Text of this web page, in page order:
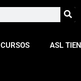
CURSOS ASL